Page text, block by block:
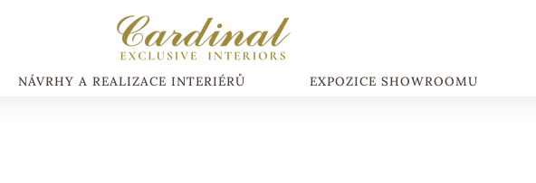
NÁVRHY A REALIZACE INTERIÉRŮ EXPOZICE SHOWROOMU